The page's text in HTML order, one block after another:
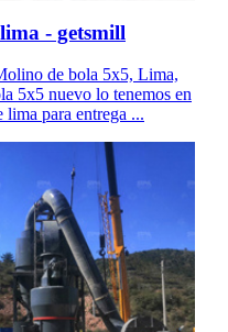
- getsmill
de bola 5x5, Lima,
5x5 nuevo lo tenemos en
lima para entrega ...